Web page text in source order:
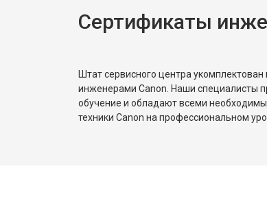
Сертификаты
Штат сервисного центра
инженерами Canon. Наши специалисты
обучение и обладают всеми
техники Canon на профессиональном